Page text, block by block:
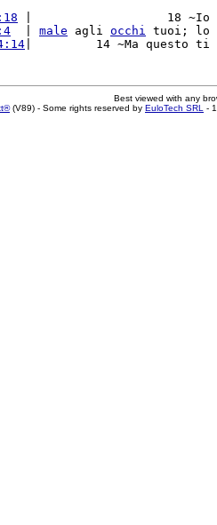
|                   18 ~Io
male agli occhi tuoi; lo
|         14 ~Ma questo ti
Best viewed with any
(V89) - Some rights reserved by EuloTech SRL -